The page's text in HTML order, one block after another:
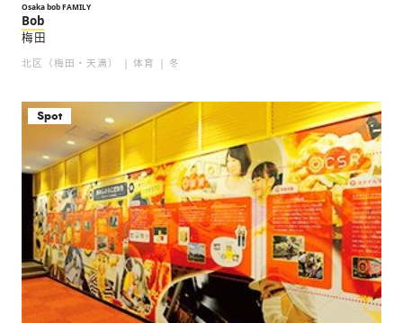
Osaka bob FAMILY
Bob
梅田
北区（梅田・天满） 体育 冬
Spot